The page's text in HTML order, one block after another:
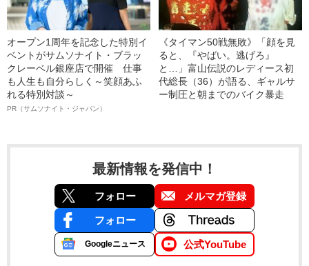
オープン1周年を記念した特別イ
ベントがサムソナイト・ブラッ
クレーベル銀座店で開催 仕事
も人生も自分らしく～笑顔あふ
れる特別対談～
PR（サムソナイト・ジャパン）
《タイマン50戦無敗》「顔を見
ると、『やばい。逃げろ』
と…」富山伝説のレディース初
代総長（36）が語る、ギャルサ
ー制圧と朝までのバイク暴走
最新情報を発信中！
フォロー メルマガ登録
フォロー
Googleニュース 公式YouTube